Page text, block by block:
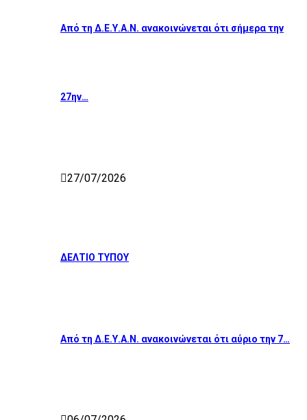
Από τη Δ.Ε.Υ.Α.Ν. ανακοινώνεται ότι σήμερα την
27ην…
27/07/2026
ΔΕΛΤΙΟ ΤΥΠΟΥ
Από τη Δ.Ε.Υ.Α.Ν. ανακοινώνεται ότι αύριο την 7…